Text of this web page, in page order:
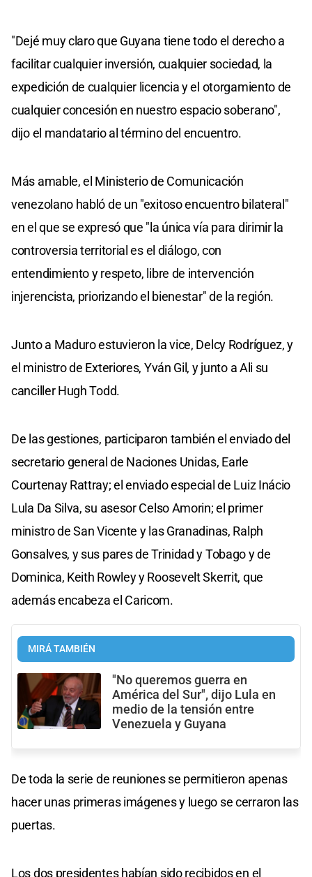
"Dejé muy claro que Guyana tiene todo el derecho a
facilitar cualquier inversión, cualquier sociedad, la
expedición de cualquier licencia y el otorgamiento de
cualquier concesión en nuestro espacio soberano",
dijo el mandatario al término del encuentro.
Más amable, el Ministerio de Comunicación
venezolano habló de un "exitoso encuentro bilateral"
en el que se expresó que "la única vía para dirimir la
controversia territorial es el diálogo, con
entendimiento y respeto, libre de intervención
injerencista, priorizando el bienestar" de la región.
Junto a Maduro estuvieron la vice, Delcy Rodríguez, y
el ministro de Exteriores, Yván Gil, y junto a Ali su
canciller Hugh Todd.
De las gestiones, participaron también el enviado del
secretario general de Naciones Unidas, Earle
Courtenay Rattray; el enviado especial de Luiz Inácio
Lula Da Silva, su asesor Celso Amorin; el primer
ministro de San Vicente y las Granadinas, Ralph
Gonsalves, y sus pares de Trinidad y Tobago y de
Dominica, Keith Rowley y Roosevelt Skerrit, que
además encabeza el Caricom.
MIRÁ TAMBIÉN
"No queremos guerra en
América del Sur", dijo Lula en
medio de la tensión entre
Venezuela y Guyana
De toda la serie de reuniones se permitieron apenas
hacer unas primeras imágenes y luego se cerraron las
puertas.
Los dos presidentes habían sido recibidos en el